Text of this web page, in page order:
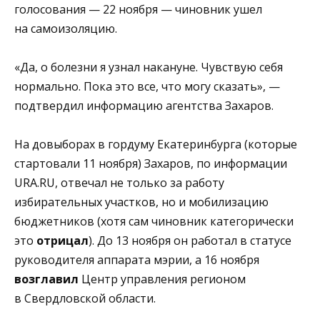
голосования — 22 ноября — чиновник ушел
на самоизоляцию.
«Да, о болезни я узнал накануне. Чувствую себя
нормально. Пока это все, что могу сказать», —
подтвердил информацию агентства Захаров.
На довыборах в гордуму Екатеринбурга (которые
стартовали 11 ноября) Захаров, по информации
URA.RU, отвечал не только за работу
избирательных участков, но и мобилизацию
бюджетников (хотя сам чиновник категорически
это отрицал). До 13 ноября он работал в статусе
руководителя аппарата мэрии, а 16 ноября
возглавил Центр управления регионом
в Свердловской области.